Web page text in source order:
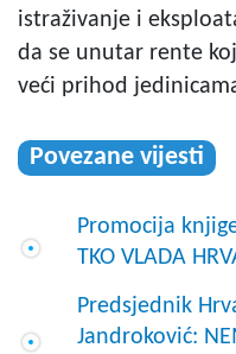
istraživanje i
da se unutar rente
veći prihod
Povezane vijesti
Promocija
TKO VLADA
Predsjednik
Jandroković: